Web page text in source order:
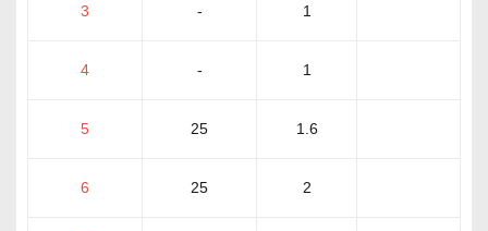
3 - 1
4 - 1
5 25 1.6
6 25 2